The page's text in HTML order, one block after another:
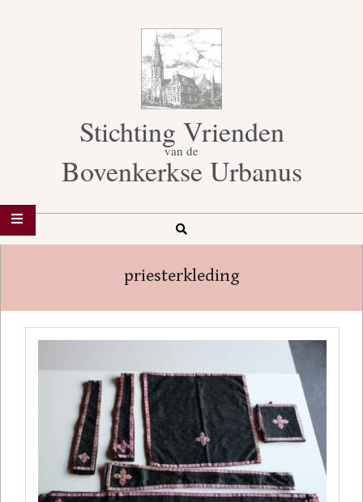
Stichting Vrienden
van de
Bovenkerkse Urbanus
Search
priesterkleding